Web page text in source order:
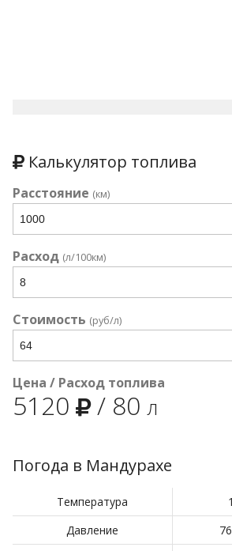
Калькулятор топлива
Расстояние (км)
Расход (л/100км)
Стоимость (руб/л)
Цена / Расход топлива
5120 / 80 л
Погода в Мандурахе
Температура
Давление